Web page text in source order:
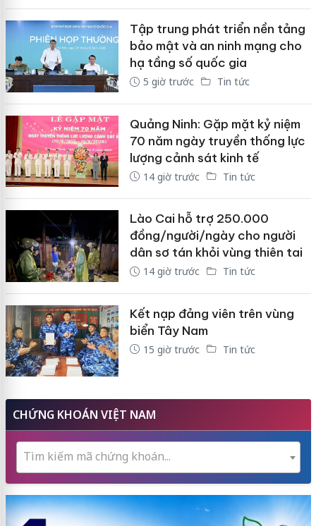
Tập trung phát triển nền tảng
bảo mật và an ninh mạng cho
hạ tầng số quốc gia
5 giờ trước Tin tức
Quảng Ninh: Gặp mặt kỷ niệm
70 năm ngày truyền thống lực
lượng cảnh sát kinh tế
14 giờ trước Tin tức
Lào Cai hỗ trợ 250.000
đồng/người/ngày cho người
dân sơ tán khỏi vùng thiên tai
14 giờ trước Tin tức
Kết nạp đảng viên trên vùng
biển Tây Nam
15 giờ trước Tin tức
CHỨNG KHOÁN VIỆT NAM
Tìm kiếm mã chứng khoán...